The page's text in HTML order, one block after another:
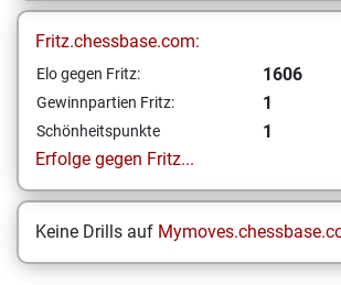
Fritz.chessbase.com:
Elo gegen Fritz: 1606
Gewinnpartien Fritz: 1
Schönheitspunkte
1
Erfolge gegen Fritz...
Keine Drills auf